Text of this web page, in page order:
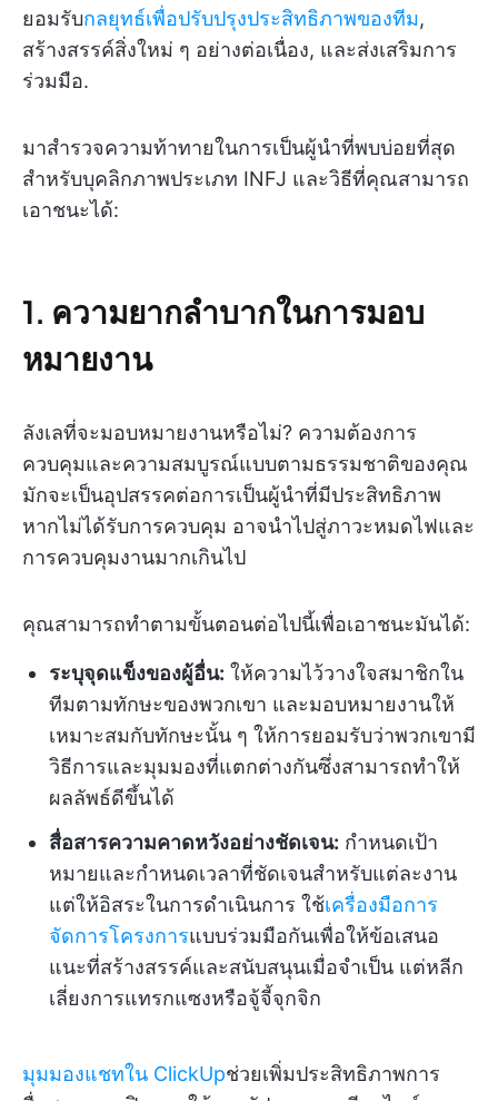
ยอมรับกลยุทธ์เพื่อปรับปรุงประสิทธิภาพของทีม,
สร้างสรรค์สิ่งใหม่ ๆ อย่างต่อเนื่อง, และส่งเสริมการ
ร่วมมือ.
มาสำรวจความท้าทายในการเป็นผู้นำที่พบบ่อยที่สุด
สำหรับบุคลิกภาพประเภท INFJ และวิธีที่คุณสามารถ
เอาชนะได้:
1. ความยากลำบากในการมอบ
หมายงาน
ลังเลที่จะมอบหมายงานหรือไม่? ความต้องการ
ควบคุมและความสมบูรณ์แบบตามธรรมชาติของคุณ
มักจะเป็นอุปสรรคต่อการเป็นผู้นำที่มีประสิทธิภาพ
หากไม่ได้รับการควบคุม อาจนำไปสู่ภาวะหมดไฟและ
การควบคุมงานมากเกินไป
คุณสามารถทำตามขั้นตอนต่อไปนี้เพื่อเอาชนะมันได้:
ระบุจุดแข็งของผู้อื่น: ให้ความไว้วางใจสมาชิกใน
ทีมตามทักษะของพวกเขา และมอบหมายงานให้
เหมาะสมกับทักษะนั้น ๆ ให้การยอมรับว่าพวกเขามี
วิธีการและมุมมองที่แตกต่างกันซึ่งสามารถทำให้
ผลลัพธ์ดีขึ้นได้
สื่อสารความคาดหวังอย่างชัดเจน: กำหนดเป้า
หมายและกำหนดเวลาที่ชัดเจนสำหรับแต่ละงาน
แต่ให้อิสระในการดำเนินการ ใช้เครื่องมือการ
จัดการโครงการแบบร่วมมือกันเพื่อให้ข้อเสนอ
แนะที่สร้างสรรค์และสนับสนุนเมื่อจำเป็น แต่หลีก
เลี่ยงการแทรกแซงหรือจู้จี้จุกจิก
มุมมองแชทใน ClickUpช่วยเพิ่มประสิทธิภาพการ